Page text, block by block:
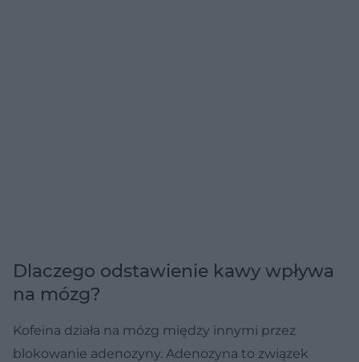
Dlaczego odstawienie kawy wpływa
na mózg?
Kofeina działa na mózg między innymi przez
blokowanie adenozyny. Adenozyna to związek